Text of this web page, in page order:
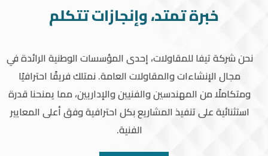
خبرة تمتد، وإنجازات تتكلم
نحن شركة تيفا للمقاولات، إحدى المؤسسات الوطنية الرائدة في
مجال الإنشاءات والمقاولات العامة. نمتلك فريقًا احترافيًا
ومتكاملًا من المهندسين والفنيين والإداريين، مما يمنحنا قدرة
استثنائية على تنفيذ المشاريع بكل احترافية وفق أعلى المعايير
الفنية.